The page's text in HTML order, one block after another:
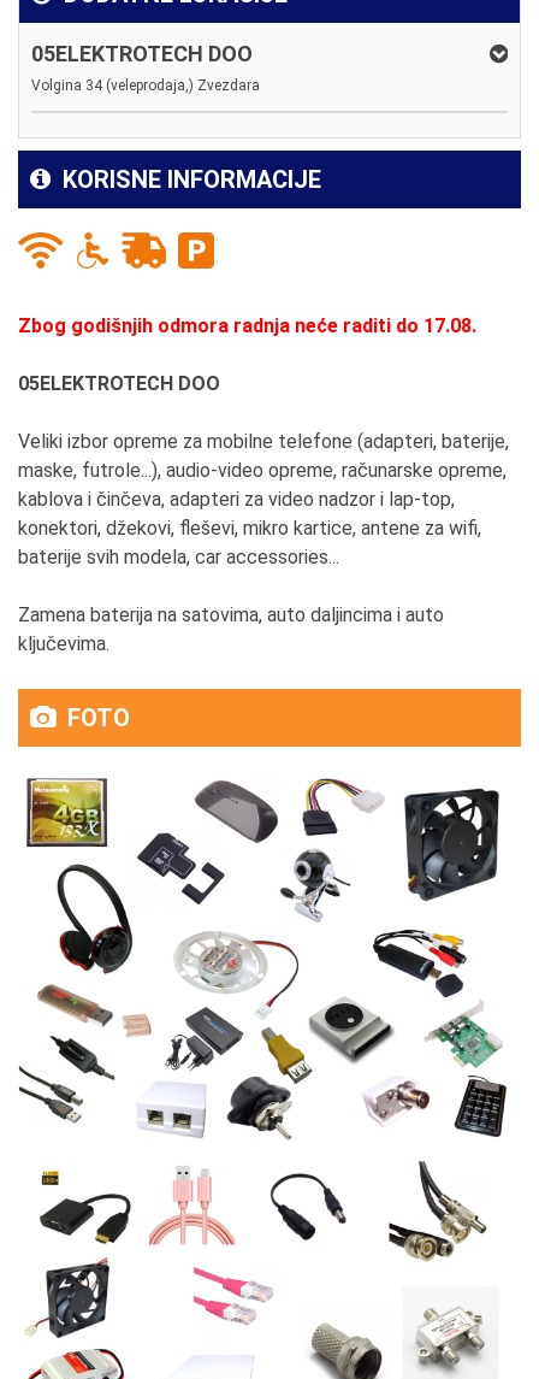
05ELEKTROTECH DOO
Volgina 34 (veleprodaja,) Zvezdara
KORISNE INFORMACIJE
Zbog godišnjih odmora radnja neće raditi do 17.08.
05ELEKTROTECH DOO
Veliki izbor opreme za mobilne telefone (adapteri, baterije,
maske, futrole...), audio-video opreme, računarske opreme,
kablova i činčeva, adapteri za video nadzor i lap-top,
konektori, džekovi, fleševi, mikro kartice, antene za wifi,
baterije svih modela, car accessories...
Zamena baterija na satovima, auto daljincima i auto
ključevima.
FOTO